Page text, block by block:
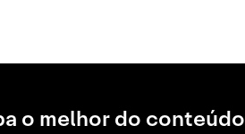
o melhor do conteúdo